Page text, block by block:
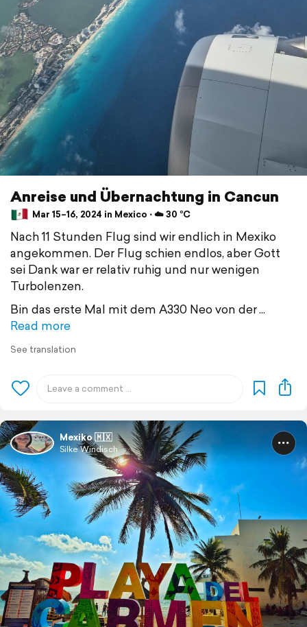
Anreise und Übernachtung in Cancun
Mar 15–16, 2024 in Mexico ⋅ ☁️ 30 °C
Nach 11 Stunden Flug sind wir endlich in Mexiko
angekommen. Der Flug schien endlos, aber Gott
sei Dank war er relativ ruhig und nur wenigen
Turbolenzen.
Bin das erste Mal mit dem A330 Neo von der
Read more
See translation
Mexiko 🇲🇽
Silke Windisch